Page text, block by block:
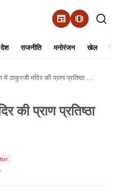
newspaper amp_stories
देश राजनीति मनोरंजन खेल
मंदिर की प्राण प्रतिष्ठा की तैयारियां जोरों पर
की प्राण प्रतिष्ठा
Media or Organization • 01